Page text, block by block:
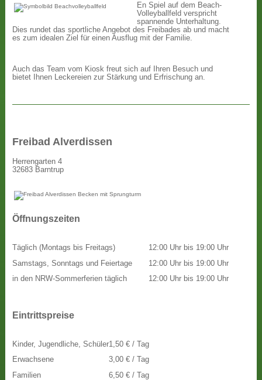
En Spiel auf dem Beach-
Volleyballfeld verspricht
spannende Unterhaltung.
Dies rundet das sportliche Angebot des Freibades ab und macht
es zum idealen Ziel für einen Ausflug mit der Familie.
Auch das Team vom Kiosk freut sich auf Ihren Besuch und
bietet Ihnen Leckereien zur Stärkung und Erfrischung an.
Freibad Alverdissen
Herrengarten 4
32683 Barntrup
Öffnungszeiten
Täglich (Montags bis Freitags)
Samstags, Sonntags und Feiertage
in den NRW-Sommerferien täglich
12:00 Uhr bis 19:00 Uhr
12:00 Uhr bis 19:00 Uhr
12:00 Uhr bis 19:00 Uhr
Eintrittspreise
Kinder, Jugendliche, Schüler
Erwachsene
Familien
1,50 € / Tag
3,00 € / Tag
6,50 € / Tag